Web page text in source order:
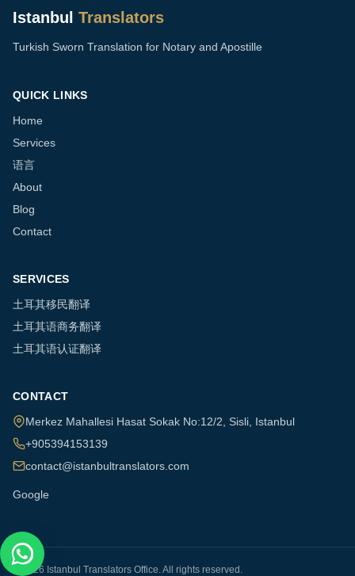
Istanbul Translators
Turkish Sworn Translation for Notary and Apostille
QUICK LINKS
Home
Services
语言
About
Blog
Contact
SERVICES
土耳其移民翻译
土耳其语商务翻译
土耳其语认证翻译
CONTACT
Merkez Mahallesi Hasat Sokak No:12/2
Sisli Istanbul
+905394153139
contact@istanbultranslators.com
Google
2026 Istanbul Translators Office All rights reserved.